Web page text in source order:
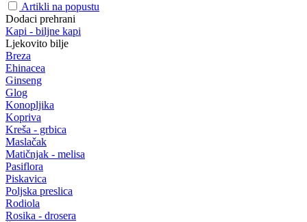
Artikli na popustu
Dodaci prehrani
Kapi - biljne kapi
Ljekovito bilje
Breza
Ehinacea
Ginseng
Glog
Konopljika
Kopriva
Kreša - grbica
Maslačak
Matičnjak - melisa
Pasiflora
Piskavica
Poljska preslica
Rodiola
Rosika - drosera